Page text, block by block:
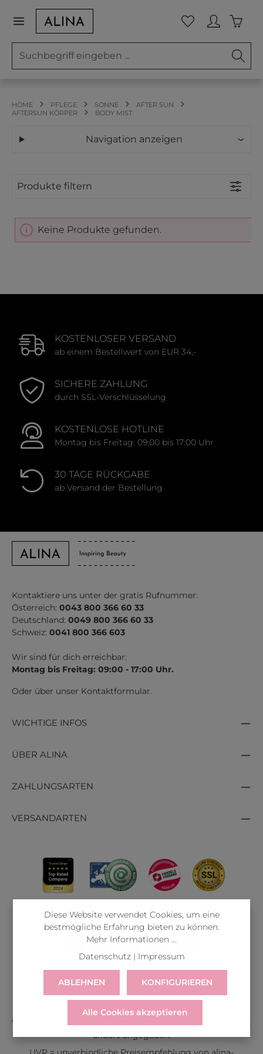
Zum Hauptinhalt springen Du hast 0
HOME PFLEGE SONNE
AFTER SUN
AFTERSUN KÖRPER
BODY MIST
Navigation anzeigen
Produkte filtern
Keine Produkte gefunden.
KOSTENLOSER VERSAND
ab einem Bestellwert von EUR 34,-
SICHERE ZAHLUNG
durch SSL-Verschlüsselung
KOSTENLOSE HOTLINE
Montag bis Freitag: 09:00 bis 17:00 Uhr
30 TAGE RÜCKGABE
ab Versand der Bestellung
Kontaktiere uns unter der gratis Rufnummer:
Österreich: 0043 800 366 60 33
Deutschland: 0049 800 366 60 33
Schweiz: 0041 800 366 603
Wir sind für dich erreichbar:
Montag bis Freitag: 09:00 - 17:00 Uhr.
Oder über unser Kontaktformular.
WICHTIGE INFOS
ÜBER ALINA
ZAHLUNGSARTEN
VERSANDARTEN
VERTRAG WIDERRUFEN
Alle Preise inkl. gesetzl. Mehrwertsteuer zzgl.
Versandkostenund ggf. Nachnahmegebühren, wenn nicht
anders angegeben.
Diese Website verwendet Cookies, um eine
bestmögliche Erfahrung bieten zu können.
Mehr Informationen ...
Datenschutz| Impressum
ABLEHNEN KONFIGURIEREN
Alle Cookies akzeptieren